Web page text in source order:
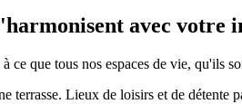
avec votre
que tous nos espaces de vie, qu'ils
terrasse. Lieux de loisirs et de détente